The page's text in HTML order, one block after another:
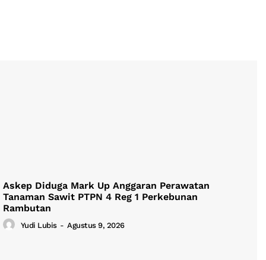
Askep Diduga Mark Up Anggaran Perawatan
Tanaman Sawit PTPN 4 Reg 1 Perkebunan
Rambutan
Yudi Lubis - Agustus 9, 2026